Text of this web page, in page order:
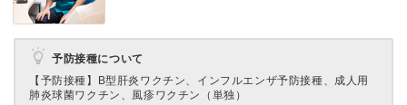
予防接種について
【予防接種】
B型肝炎ワクチン、インフルエンザ予防接種、成人用
肺炎球菌ワクチン、風疹ワクチン（単独）